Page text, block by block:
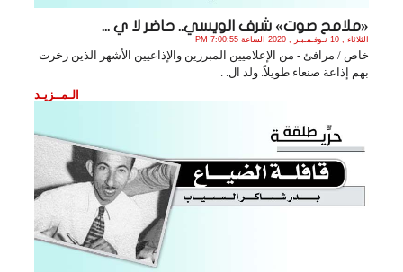
«ملامح صوت» شرف الويسي.. حاضر لا ي ...
الثلاثاء , 10 نـوفـمـبـر , 2020 الساعة 7:00:55 PM
خاص / مرافئ - من الإعلاميين المبرزين والإذاعيين الأشهر الذين زخرت
بهم إذاعة صنعاء طويلاً. ولد ال. .
الـمــزيـد